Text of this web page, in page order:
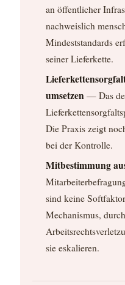
an öffentlicher
nachweislich
Mindeststandards
seiner Lieferkette.
umsetzen — Das
Die Praxis zeigt
bei der Kontrolle.
Mitbestimmung
sind keine
Mechanismus,
sie eskalieren.